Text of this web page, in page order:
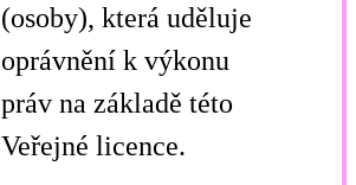
(osoby), která uděluje
oprávnění k výkonu
práv na základě této
Veřejné licence.